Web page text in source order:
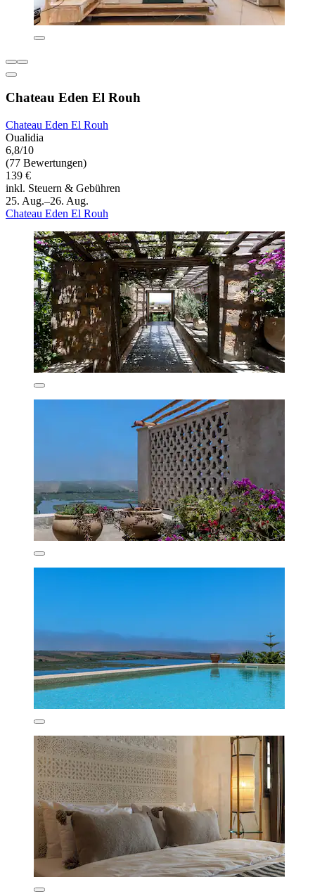
Chateau Eden El Rouh
Chateau Eden El Rouh
Oualidia
6,8/10
(77 Bewertungen)
139 €
inkl. Steuern & Gebühren
25. Aug.–26. Aug.
Chateau Eden El Rouh